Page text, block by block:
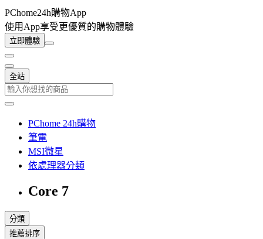
PChome24h購物App
使用App享受更優質的購物體驗
立即體驗
全站
PChome 24h購物
筆電
MSI微星
依處理器分類
Core 7
分類
推薦排序